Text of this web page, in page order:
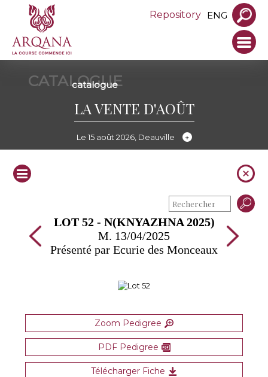
Repository ENG
CATALOGUE
catalogue
LA VENTE D'AOÛT
Le 15 août 2026, Deauville
LOT 52 - N(KNYAZHNA 2025)
M. 13/04/2025
Présenté par Ecurie des Monceaux
Zoom Pedigree
PDF Pedigree
Télécharger Fiche